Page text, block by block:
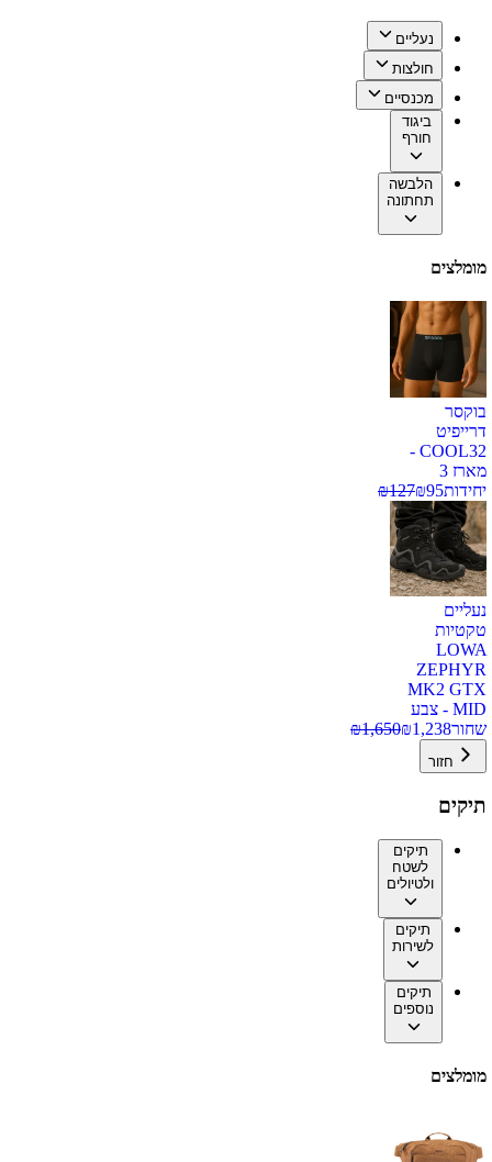
נעליים
חולצות
מכנסיים
ביגוד
חורף
הלבשה
תחתונה
מומלצים
בוקסר
דרייפיט
COOL32 -
מארז 3
יחידות
₪95
₪127
נעליים
טקטיות
LOWA
ZEPHYR
MK2 GTX
MID - צבע
שחור
₪1,238
₪1,650
חזור
תיקים
תיקים
לשטח
ולטיולים
תיקים
לשירות
תיקים
נוספים
מומלצים